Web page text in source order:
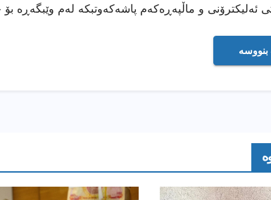
ئەلیکترۆنی و ماڵپەڕەکەم پاشەکەوتبکە لەم وێبگەڕە بۆ